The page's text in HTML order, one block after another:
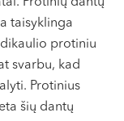
taisyklinga
protiniu
svarbu, kad
Protinius
šių dantų